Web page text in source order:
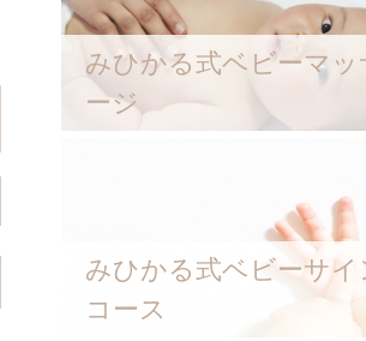
みひかる式ベビーマッ
ージ
みひかる式ベビーサイ
コース